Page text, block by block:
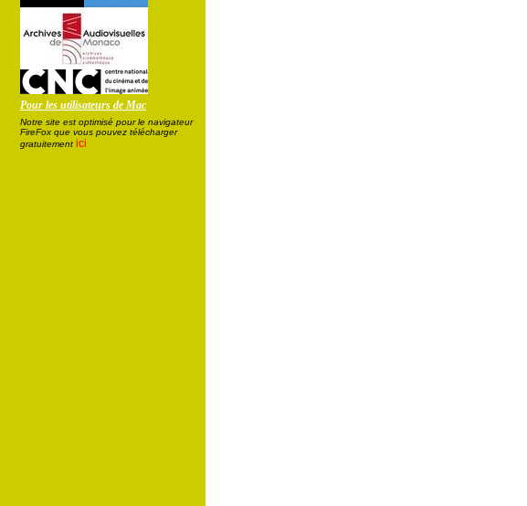
Pour les utilisateurs de Mac
Notre site est optimisé pour le navigateur
FireFox que vous pouvez télécharger
gratuitement ici